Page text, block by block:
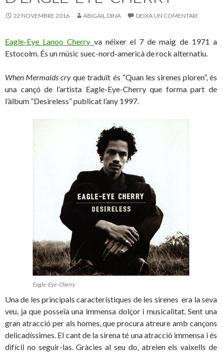
22 NOVEMBRE 2016 ABIGAIL.DINA DEIXA UN COMENTARI
Eagle-Eye Lanoo Cherry va néixer el 7 de maig de 1971 a
Estocolm. És un músic suec-nord-americà de rock alternatiu.
When Mermaids cry que traduït és “Quan les sirenes ploren”, és
una cançó de l’artista Eagle-Eye-Cherry que forma part de
l’àlbum “Desireless” publicat l’any 1997.
Eagle-Eye-Cherry
Una de les principals característiques de les sirenes era la seva
veu, ja que posseïa una immensa dolçor i musicalitat. Sent una
gran atracció per als homes, que procura atreure amb cançons
delicadíssimes. El cant de la sirena té una atracció immensa i és
difícil no seguir-las. Gràcies al seu do, atreien els vaixells de